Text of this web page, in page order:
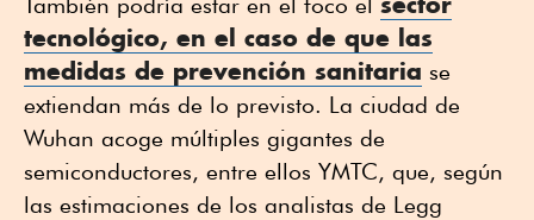
tecnológico, en el caso de que las
medidas de prevención sanitaria se
extiendan más de lo previsto. La ciudad de
Wuhan acoge múltiples gigantes de
semiconductores, entre ellos YMTC, que, según
las estimaciones de los analistas de Legg